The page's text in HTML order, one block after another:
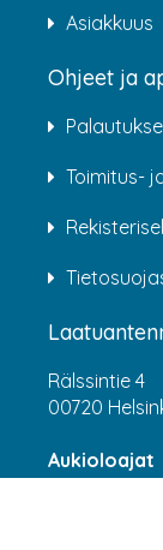
Asiakkuus
Ohjeet ja
Toimitus-
Rälssintie 4
00720
Aukioloajat